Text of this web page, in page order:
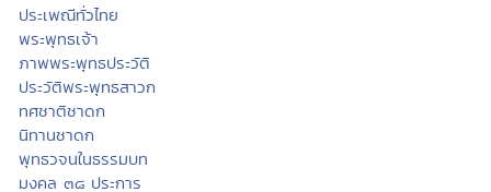
ประเพณีทั่วไทย
พระพุทธเจ้า
ภาพพระพุทธประวัติ
ประวัติพระพุทธสาวก
ทศชาติชาดก
นิทานชาดก
พุทธวจนในธรรมบท
มงคล ๓๘ ประการ